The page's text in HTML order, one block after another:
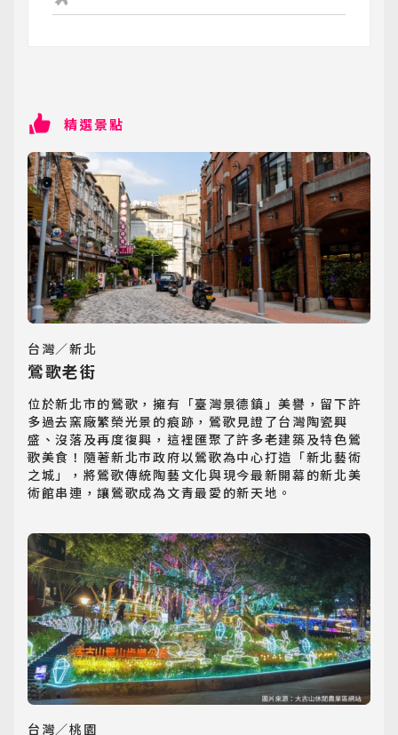
精選景點
台灣／新北
鶯歌老街
位於新北市的鶯歌，擁有「臺灣景德鎮」美譽，留下許
多過去窯廠繁榮光景的痕跡，鶯歌見證了台灣陶瓷興
盛、沒落及再度復興，這裡匯聚了許多老建築及特色鶯
歌美食！隨著新北市政府以鶯歌為中心打造「新北藝術
之城」，將鶯歌傳統陶藝文化與現今最新開幕的新北美
術館串連，讓鶯歌成為文青最愛的新天地。
台灣／桃園